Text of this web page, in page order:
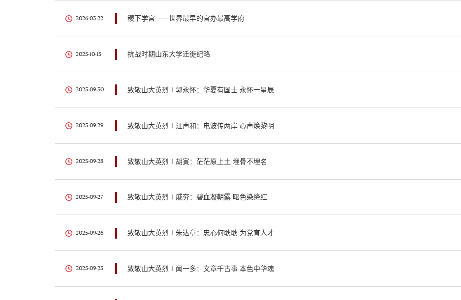
稷下学宫——世界最早的官办最高学府
2026-03-22
抗战时期山东大学迁徙纪略
2025-10-15
致敬山大英烈∣郭永怀：华夏有国士 永怀一星辰
2025-09-30
致敬山大英烈∣汪声和：电波传两岸 心声焕黎明
2025-09-29
致敬山大英烈∣胡寅：茫茫原上土 埋骨不埋名
2025-09-28
致敬山大英烈∣戚夯：碧血凝朝露 曙色染绛红
2025-09-27
致敬山大英烈∣朱达章：忠心何耿耿 为党育人才
2025-09-26
致敬山大英烈∣闻一多：文章千古事 本色中华魂
2025-09-25